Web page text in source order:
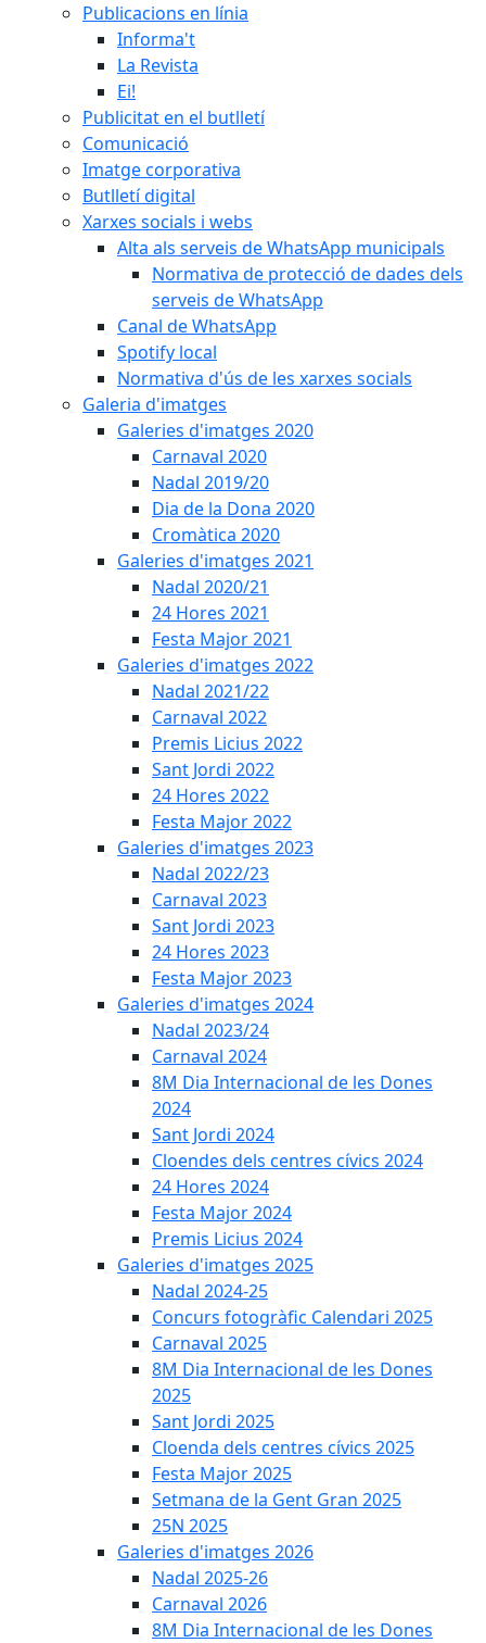
Publicacions en línia
Informa't
La Revista
Ei!
Publicitat en el butlletí
Comunicació
Imatge corporativa
Butlletí digital
Xarxes socials i webs
Alta als serveis de WhatsApp municipals
Normativa de protecció de dades dels
serveis de WhatsApp
Canal de WhatsApp
Spotify local
Normativa d'ús de les xarxes socials
Galeria d'imatges
Galeries d'imatges 2020
Carnaval 2020
Nadal 2019/20
Dia de la Dona 2020
Cromàtica 2020
Galeries d'imatges 2021
Nadal 2020/21
24 Hores 2021
Festa Major 2021
Galeries d'imatges 2022
Nadal 2021/22
Carnaval 2022
Premis Licius 2022
Sant Jordi 2022
24 Hores 2022
Festa Major 2022
Galeries d'imatges 2023
Nadal 2022/23
Carnaval 2023
Sant Jordi 2023
24 Hores 2023
Festa Major 2023
Galeries d'imatges 2024
Nadal 2023/24
Carnaval 2024
8M Dia Internacional de les Dones
2024
Sant Jordi 2024
Cloendes dels centres cívics 2024
24 Hores 2024
Festa Major 2024
Premis Licius 2024
Galeries d'imatges 2025
Nadal 2024-25
Concurs fotogràfic Calendari 2025
Carnaval 2025
8M Dia Internacional de les Dones
2025
Sant Jordi 2025
Cloenda dels centres cívics 2025
Festa Major 2025
Setmana de la Gent Gran 2025
25N 2025
Galeries d'imatges 2026
Nadal 2025-26
Carnaval 2026
8M Dia Internacional de les Dones